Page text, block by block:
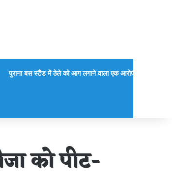
पुराना बस स्टैंड में ठेले को आग लगाने वाला एक आरोपी गिरफ्तार, दूसरे
को पीट-